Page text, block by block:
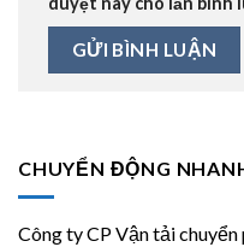
CHUYỂN ĐỘNG
Công ty CP Vận tải chuyển